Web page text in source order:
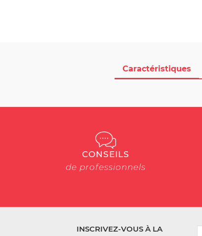
Caractéristiques
CONSEILS
de professionnels
INSCRIVEZ-VOUS À LA